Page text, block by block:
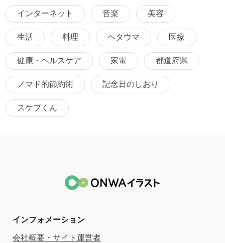
インターネット 音楽 美容
生活 料理 ヘタウマ 医療
健康・ヘルスケア 家電 都道府県
ノマド的節約術 記念日のしおり
スケブくん
インフォメーション
会社概要・サイト運営者